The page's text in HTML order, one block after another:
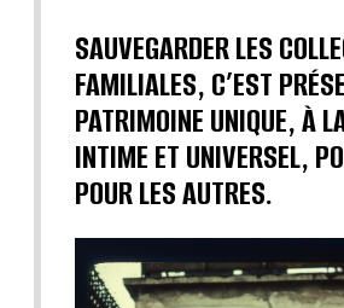
SAUVEGARDER LES
FAMILIALES, C’EST
PATRIMOINE UNIQUE, À
INTIME ET UNIVERSEL,
POUR LES AUTRES.